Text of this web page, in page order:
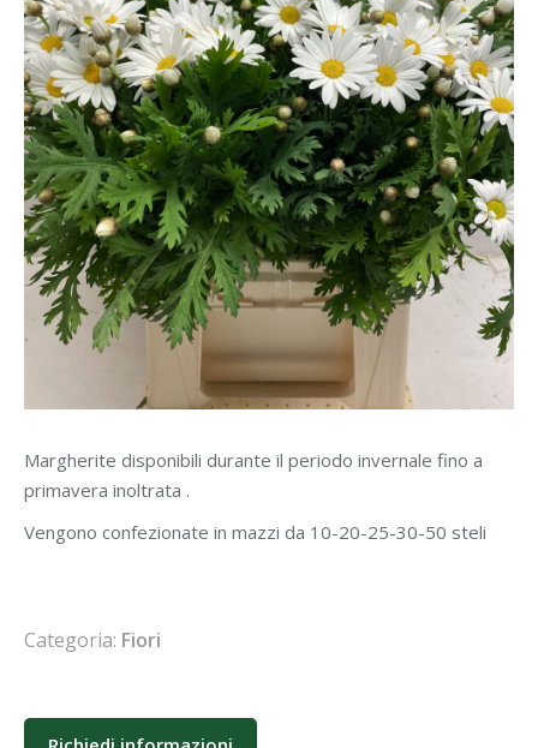
Margherite disponibili durante il periodo invernale fino a
primavera inoltrata .
Vengono confezionate in mazzi da 10-20-25-30-50 steli
Categoria: Fiori